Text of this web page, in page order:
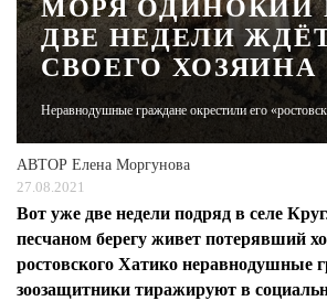
ЖУРНАЛ
МОРЯ ОДИНОКИЙ
ДВЕ НЕДЕЛИ
СВОЕГО ХОЗЯИНА
Неравнодушные граждане окрестили его
АВТОР Елена Моргунова
27.08.2021
Вот уже две недели подряд в селе
песчаном берегу живет потерявший
ростовского Хатико неравнодушные
зоозащитники тиражируют в